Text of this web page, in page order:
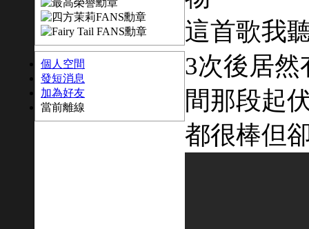
個人空間
發短消息
加為好友
當前離線
這首歌我
3次後居然
間那段起
都很棒但